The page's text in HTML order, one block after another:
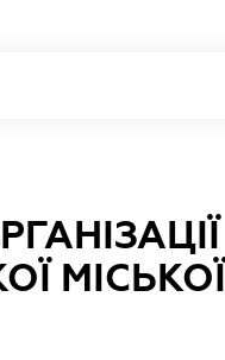
МІСЬКОЇ